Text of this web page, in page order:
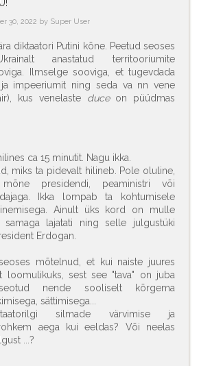
30, 2022 by Super User
diktaatori Putini kõne. Peetud seoses
anastatud territooriumite
Ilmselge sooviga, et tugevdada
impeeriumit ning seda va nn vene
kus venelaste duce on püüdmas
ca 15 minutit. Nagu ikka.
miks ta pidevalt hilineb. Pole oluline,
presidendi, peaministri või
Ikka lompab ta kohtumisele
Ainult üks kord on mulle
samaga lajatati ning selle julgustüki
Erdogan.
mõtelnud, et kui naiste juures
loomulikuks, sest see "tava" on juba
nende sooliselt kõrgema
sättimisega...
silmade värvimise ja
aega kui eeldas? Või neelas
...?